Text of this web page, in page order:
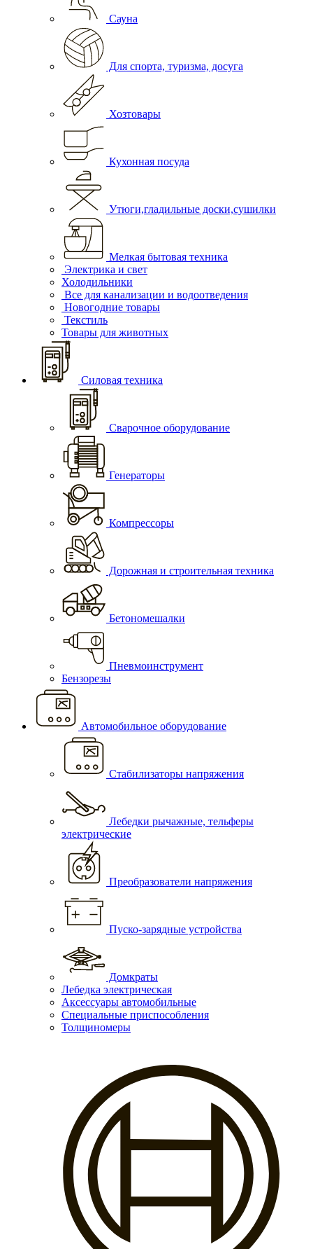
Сауна
Для спорта, туризма, досуга
Хозтовары
Кухонная посуда
Утюги,гладильные доски,сушилки
Мелкая бытовая техника
Электрика и свет
Холодильники
Все для канализации и водоотведения
Новогодние товары
Текстиль
Товары для животных
Силовая техника
Сварочное оборудование
Генераторы
Компрессоры
Дорожная и строительная техника
Бетономешалки
Пневмоинструмент
Бензорезы
Автомобильное оборудование
Стабилизаторы напряжения
Лебедки рычажные, тельферы
электрические
Преобразователи напряжения
Пуско-зарядные устройства
Домкраты
Лебедка электрическая
Аксессуары автомобильные
Специальные приспособления
Толщиномеры